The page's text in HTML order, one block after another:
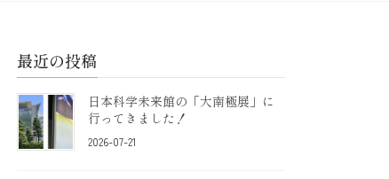
最近の投稿
日本科学未来館の「大南極展」に
行ってきました！
2026-07-21